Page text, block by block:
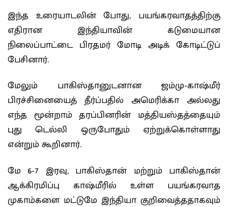
இந்த உரையாடலின் போது, ​​பயங்கரவாதத்திற்கு
எதிரான இந்தியாவின் கடுமையான
நிலைப்பாட்டை பிரதமர் மோடி அடிக் கோடிட்டுப்
பேசினார்.
மேலும் பாகிஸ்தானுடனான ஜம்மு-காஷ்மீர்
பிரச்சினையைத் தீர்ப்பதில் அமெரிக்கா அல்லது
எந்த மூன்றாம் தரப்பினரின் மத்தியஸ்தத்தையும்
புது டெல்லி ஒருபோதும் ஏற்றுக்கொள்ளாது
என்றும் கூறினார்.
மே 6-7 இரவு, பாகிஸ்தான் மற்றும் பாகிஸ்தான்
ஆக்கிரமிப்பு காஷ்மீரில் உள்ள பயங்கரவாத
முகாம்களை மட்டுமே இந்தியா குறிவைத்ததாகவும்